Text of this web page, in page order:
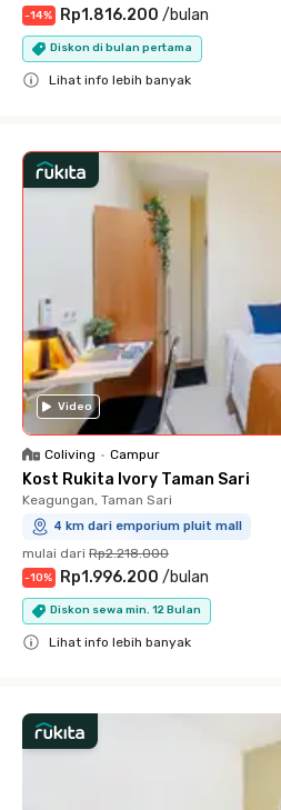
-14% Rp1.816.200 /bulan
Diskon di bulan pertama
Lihat info lebih banyak
Video
Coliving • Campur
Kost Rukita Ivory Taman Sari
Keagungan, Taman Sari
4 km dari emporium pluit mall
mulai dari Rp2.218.000
-10% Rp1.996.200 /bulan
Diskon sewa min. 12 Bulan
Lihat info lebih banyak